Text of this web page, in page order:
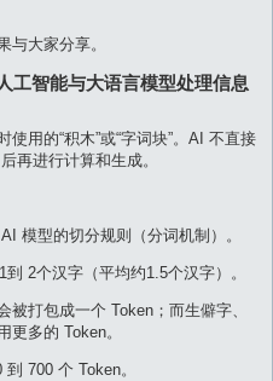
与大家分享。
工智能与大语言模型处理信息
用的“积木”或“字词块”。AI 不直接
再进行计算和生成。
模型的切分规则（分词机制）。
2个汉字（平均约1.5个汉字）。
打包成一个 Token；而生僻字、
多的 Token。
700 个 Token。